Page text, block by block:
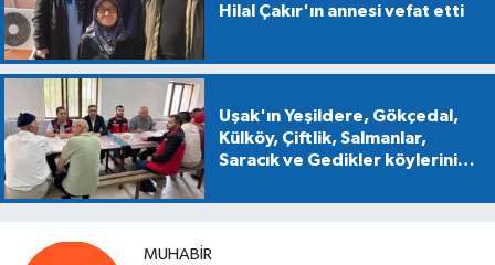
Hilal Çakır'ın annesi vefat etti
Uşak'ın Yeşildere, Gökçedal,
Külköy, Çiftlik, Salmanlar,
Saracık ve Gedikler köylerini
MUHABIR